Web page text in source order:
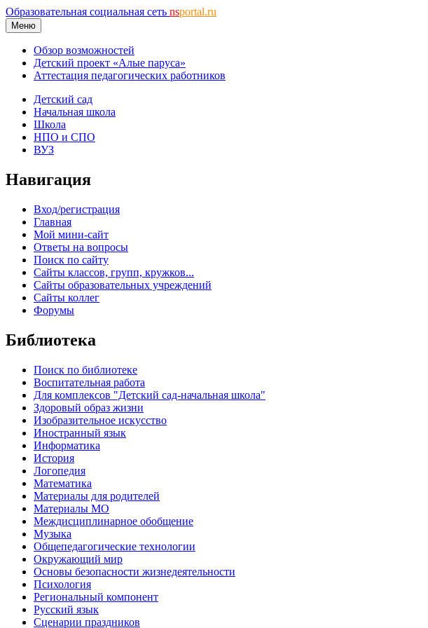
Образовательная социальная сеть nsportal.ru
Меню
Обзор возможностей
Детский проект «Алые паруса»
Аттестация педагогических работников
Детский сад
Начальная школа
Школа
НПО и СПО
ВУЗ
Навигация
Вход/регистрация
Главная
Мой мини-сайт
Ответы на вопросы
Поиск по сайту
Сайты классов, групп, кружков...
Сайты образовательных учреждений
Сайты коллег
Форумы
Библиотека
Поиск по библиотеке
Воспитательная работа
Для комплексов "Детский сад-начальная школа"
Здоровый образ жизни
Изобразительное искусство
Иностранный язык
Информатика
История
Логопедия
Математика
Материалы для родителей
Материалы МО
Междисциплинарное обобщение
Музыка
Общепедагогические технологии
Окружающий мир
Основы безопасности жизнедеятельности
Психология
Региональный компонент
Русский язык
Сценарии праздников